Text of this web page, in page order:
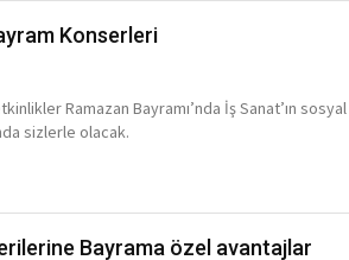
Konserleri
Ramazan Bayramı’nda İş Sanat’ın sosyal
sizlerle olacak.
Bayrama özel avantajlar